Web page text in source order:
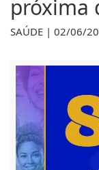
próxima
SAÚDE | 02/06/